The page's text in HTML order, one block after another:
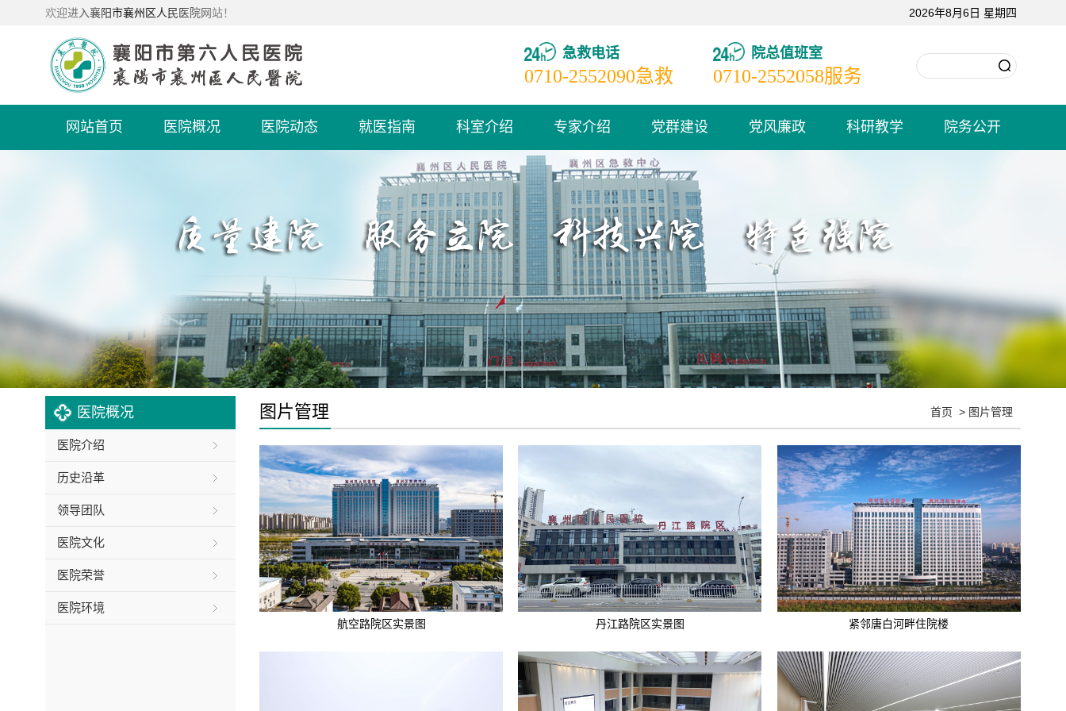
欢迎进入襄阳市襄州区人民医院网站！ 2026年8月6日 星期四
急救电话
0710-2552090急救
院总值班室
0710-2552058服务
网站首页 医院概况 医院动态 就医指南 科室介绍 专家介绍 党群建设 党风廉政 科研教学 院务公开
医院概况
医院介绍
历史沿革
领导团队
医院文化
医院荣誉
医院环境
图片管理 首页 > 图片管理
航空路院区实景图 丹江路院区实景图 紧邻唐白河畔住院楼